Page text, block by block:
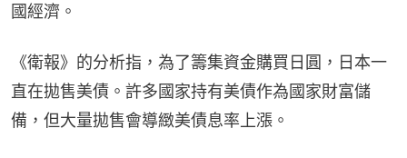
國經濟。
《衛報》的分析指，為了籌集資金購買日圓，日本一
直在拋售美債。許多國家持有美債作為國家財富儲
備，但大量拋售會導緻美債息率上漲。